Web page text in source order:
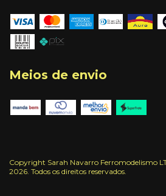
Meios de envio
Copyright Sarah Navarro Ferromodelismo
2026. Todos os direitos reservados.